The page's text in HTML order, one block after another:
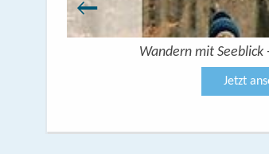
Wandern mit Seeblick
Jetzt